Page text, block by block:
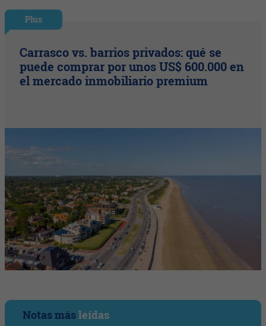
Plus
Carrasco vs. barrios privados: qué se
puede comprar por unos US$ 600.000 en
el mercado inmobiliario premium
Notas másleídas